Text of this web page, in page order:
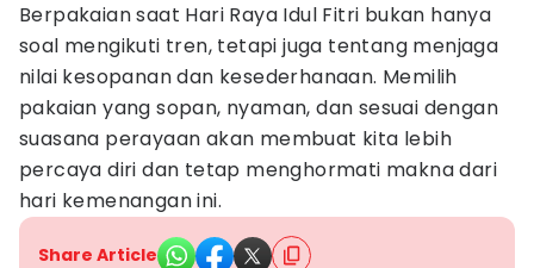
Berpakaian saat Hari Raya Idul Fitri bukan hanya
soal mengikuti tren, tetapi juga tentang menjaga
nilai kesopanan dan kesederhanaan. Memilih
pakaian yang sopan, nyaman, dan sesuai dengan
suasana perayaan akan membuat kita lebih
percaya diri dan tetap menghormati makna dari
hari kemenangan ini.
Share Article